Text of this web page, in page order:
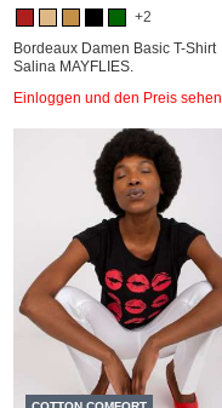
+2
Bordeaux Damen Basic T-Shirt
Salina MAYFLIES.
Einloggen und den Preis sehen